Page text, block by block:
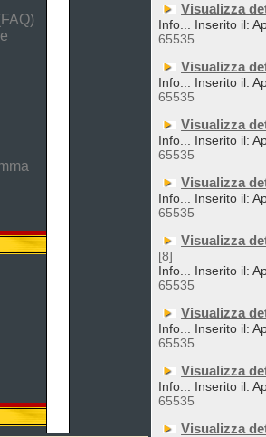
Visualizza
Info... Inserito il:
65535
Visualizza
Info... Inserito il:
65535
Visualizza
Info... Inserito il:
65535
Visualizza
Info... Inserito il:
65535
Visualizza
[8]
Info... Inserito il:
65535
Visualizza
Info... Inserito il:
65535
Visualizza
Info... Inserito il:
65535
Visualizza